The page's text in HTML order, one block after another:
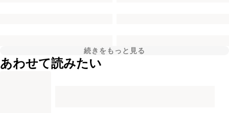
続きをもっと見る
あわせて読みたい